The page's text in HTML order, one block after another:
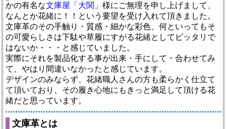
かの有名な文庫屋「大関」様にご無理を申し上げまして、
なんとか花緒に！！という要望を受け入れて頂きました。
文庫革のその手触り・質感・細かな彩色、何といってもそ
の可愛らしさは下駄や草履にすがる花緒としてピッタリで
はないか・・・と感じていました。
実際にそれを製品化する事が出来・手にして・合わせてみ
て、やはり間違いなかったと感じています。
デザインのみならず、花緒職人さんの方も柔らかく仕立て
て頂いており、その履き心地にもきっと満足して頂ける花
緒だと思っています。
文庫革とは